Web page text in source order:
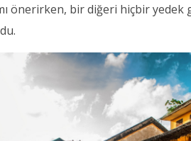
önerirken, bir diğeri hiçbir yedek